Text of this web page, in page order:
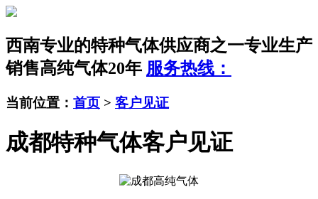
西南专业的特种气体供应商之一专业生产
销售高纯气体20年 服务热线：
当前位置： 首页 > 客户见证
成都特种气体客户见证